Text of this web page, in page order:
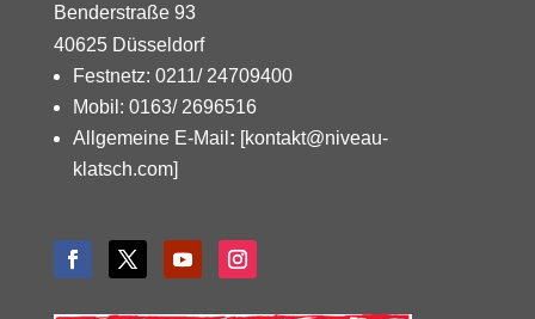
Benderstraße 93
40625 Düsseldorf
Festnetz: 0211/ 24709400
Mobil: 0163/ 2696516
Allgemeine E-Mail : [kontakt@niveau-
klatsch.com]